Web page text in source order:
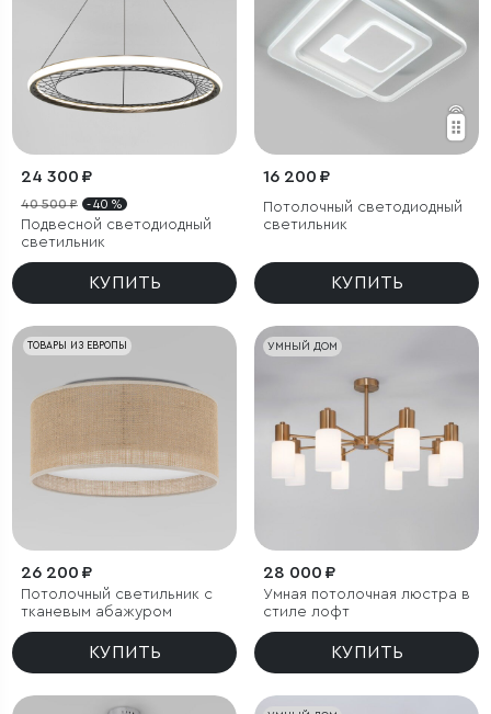
24 300 ₽
40 500 ₽ - 40 %
Подвесной светодиодный
светильник
КУПИТЬ
16 200 ₽
Потолочный светодиодный
светильник
КУПИТЬ
ТОВАРЫ ИЗ ЕВРОПЫ
26 200 ₽
Потолочный светильник с
тканевым абажуром
КУПИТЬ
УМНЫЙ ДОМ
28 000 ₽
Умная потолочная люстра в
стиле лофт
КУПИТЬ